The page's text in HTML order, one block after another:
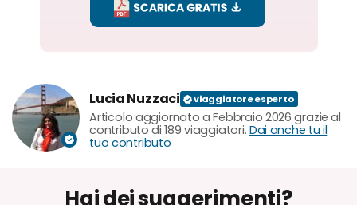
Lucia Nuzzaci
Articolo aggiornato a Febbraio 2026 grazie al
contributo di 189 viaggiatori. Dai anche tu il
tuo contributo
Hai dei suggerimenti?